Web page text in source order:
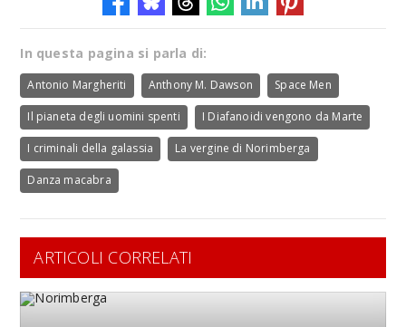
In questa pagina si parla di:
Antonio Margheriti Anthony M. Dawson Space Men
Il pianeta degli uomini spenti I Diafanoidi vengono da Marte
I criminali della galassia La vergine di Norimberga
Danza macabra
ARTICOLI CORRELATI